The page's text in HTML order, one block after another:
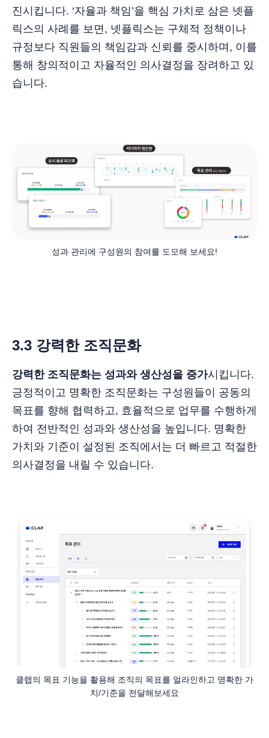
진시킵니다. ‘자율과 책임’을 핵심 가치로 삼은 넷플
릭스의 사례를 보면, 넷플릭스는 구체적 정책이나
규정보다 직원들의 책임감과 신뢰를 중시하며, 이를
통해 창의적이고 자율적인 의사결정을 장려하고 있
습니다.
성과 관리에 구성원의 참여를 도모해 보세요!
3.3 강력한 조직문화
강력한 조직문화는 성과와 생산성을 증가시킵니다.
긍정적이고 명확한 조직문화는 구성원들이 공동의
목표를 향해 협력하고, 효율적으로 업무를 수행하게
하여 전반적인 성과와 생산성을 높입니다. 명확한
가치와 기준이 설정된 조직에서는 더 빠르고 적절한
의사결정을 내릴 수 있습니다.
클랩의 목표 기능을 활용해 조직의 목표를 얼라인하고 명확한 가
치/기준을 전달해보세요